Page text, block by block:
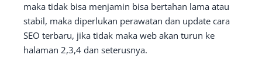
maka tidak bisa menjamin bisa bertahan lama atau
stabil, maka diperlukan perawatan dan update cara
SEO terbaru, jika tidak maka web akan turun ke
halaman 2,3,4 dan seterusnya.